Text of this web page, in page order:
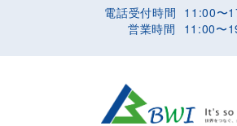
電話受付時間 11:00〜
営業時間
11:00〜